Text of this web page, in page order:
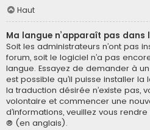
Haut
Ma langue n’apparaît pas dans
Soit les administrateurs n’ont pas
forum, soit le logiciel n’a pas
langue. Essayez de demander à
est possible qu’il puisse installer la
la traduction désirée n’existe pas,
volontaire et commencer une
d’informations, veuillez vous rendre
® (en anglais).